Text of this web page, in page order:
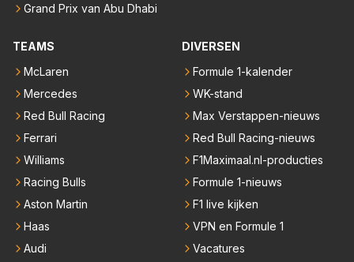
Grand Prix van Abu Dhabi
TEAMS
McLaren
Mercedes
Red Bull Racing
Ferrari
Williams
Racing Bulls
Aston Martin
Haas
Audi
DIVERSEN
Formule 1-kalender
WK-stand
Max Verstappen-nieuws
Red Bull Racing-nieuws
F1Maximaal.nl-producties
Formule 1-nieuws
F1 live kijken
VPN en Formule 1
Vacatures